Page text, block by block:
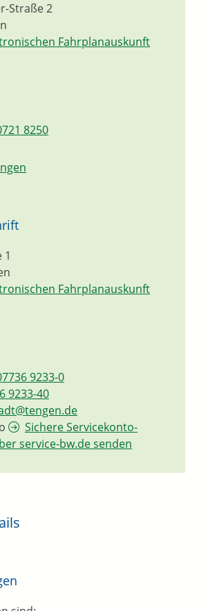
Straße 2
Fahrplanauskunft
8250
1
Fahrplanauskunft
9233-0
9233-40
Sichere Servicekonto-
service-bw.de senden